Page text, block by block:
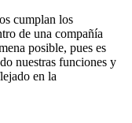
cumplan los
de una compañía
posible, pues es
nuestras funciones y
en la